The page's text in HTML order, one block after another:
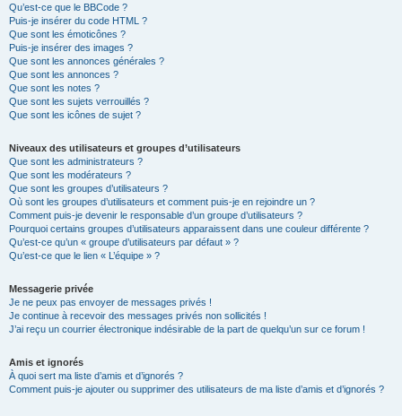
Qu’est-ce que le BBCode ?
Puis-je insérer du code HTML ?
Que sont les émoticônes ?
Puis-je insérer des images ?
Que sont les annonces générales ?
Que sont les annonces ?
Que sont les notes ?
Que sont les sujets verrouillés ?
Que sont les icônes de sujet ?
Niveaux des utilisateurs et groupes d’utilisateurs
Que sont les administrateurs ?
Que sont les modérateurs ?
Que sont les groupes d’utilisateurs ?
Où sont les groupes d’utilisateurs et comment puis-je en rejoindre un ?
Comment puis-je devenir le responsable d’un groupe d’utilisateurs ?
Pourquoi certains groupes d’utilisateurs apparaissent dans une couleur différente ?
Qu’est-ce qu’un « groupe d’utilisateurs par défaut » ?
Qu’est-ce que le lien « L’équipe » ?
Messagerie privée
Je ne peux pas envoyer de messages privés !
Je continue à recevoir des messages privés non sollicités !
J’ai reçu un courrier électronique indésirable de la part de quelqu’un sur ce forum !
Amis et ignorés
À quoi sert ma liste d’amis et d’ignorés ?
Comment puis-je ajouter ou supprimer des utilisateurs de ma liste d’amis et d’ignorés ?